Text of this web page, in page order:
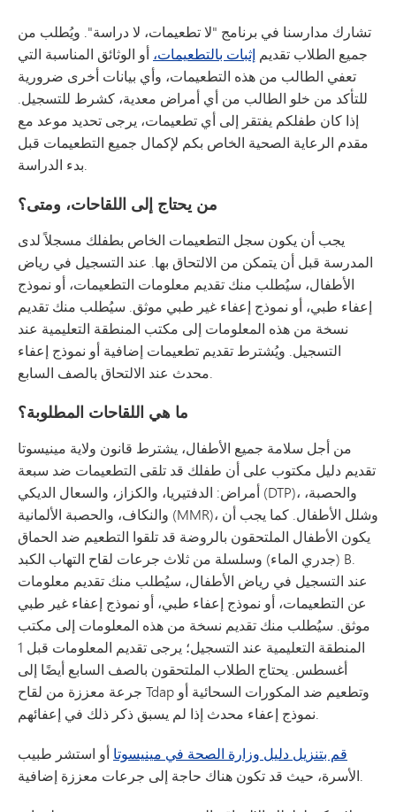
تشارك مدارسنا في برنامج "لا تطعيمات، لا دراسة". ويُطلب من
جميع الطلاب تقديم إثبات بالتطعيمات، أو الوثائق المناسبة التي
تعفي الطالب من هذه التطعيمات، وأي بيانات أخرى ضرورية
للتأكد من خلو الطالب من أي أمراض معدية، كشرط للتسجيل.
إذا كان طفلكم يفتقر إلى أي تطعيمات، يرجى تحديد موعد مع
مقدم الرعاية الصحية الخاص بكم لإكمال جميع التطعيمات قبل
بدء الدراسة.
من يحتاج إلى اللقاحات، ومتى؟
يجب أن يكون سجل التطعيمات الخاص بطفلك مسجلاً لدى
المدرسة قبل أن يتمكن من الالتحاق بها. عند التسجيل في رياض
الأطفال، سيُطلب منك تقديم معلومات التطعيمات، أو نموذج
إعفاء طبي، أو نموذج إعفاء غير طبي موثق. سيُطلب منك تقديم
نسخة من هذه المعلومات إلى مكتب المنطقة التعليمية عند
التسجيل. ويُشترط تقديم تطعيمات إضافية أو نموذج إعفاء
محدث عند الالتحاق بالصف السابع.
ما هي اللقاحات المطلوبة؟
من أجل سلامة جميع الأطفال، يشترط قانون ولاية مينيسوتا
تقديم دليل مكتوب على أن طفلك قد تلقى التطعيمات ضد سبعة
أمراض: الدفتيريا، والكزاز، والسعال الديكي (DTP)، والحصبة،
والنكاف، والحصبة الألمانية (MMR)، وشلل الأطفال. كما يجب أن
يكون الأطفال الملتحقون بالروضة قد تلقوا التطعيم ضد الحماق
(جدري الماء) وسلسلة من ثلاث جرعات لقاح التهاب الكبد B.
عند التسجيل في رياض الأطفال، سيُطلب منك تقديم معلومات
عن التطعيمات، أو نموذج إعفاء طبي، أو نموذج إعفاء غير طبي
موثق. سيُطلب منك تقديم نسخة من هذه المعلومات إلى مكتب
المنطقة التعليمية عند التسجيل؛ يرجى تقديم المعلومات قبل 1
أغسطس. يحتاج الطلاب الملتحقون بالصف السابع أيضًا إلى
جرعة معززة من لقاح Tdap وتطعيم ضد المكورات السحائية أو
نموذج إعفاء محدث إذا لم يسبق ذكر ذلك في إعفائهم.
قم بتنزيل دليل وزارة الصحة في مينيسوتا أو استشر طبيب
الأسرة، حيث قد تكون هناك حاجة إلى جرعات معززة إضافية.